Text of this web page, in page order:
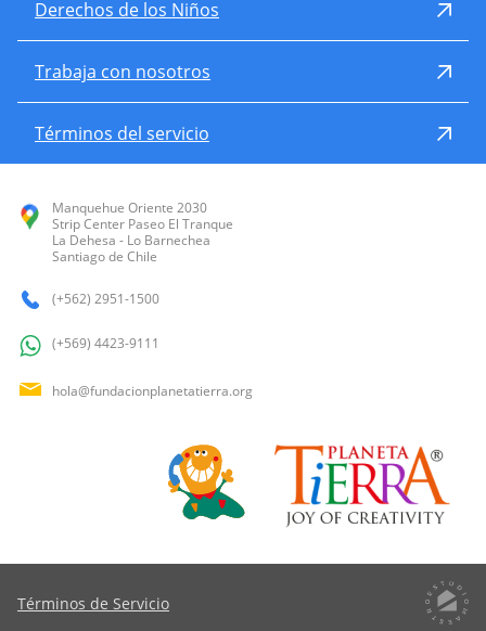
Derechos de los Niños
Trabaja con nosotros
Términos del servicio
Manquehue Oriente 2030
Strip Center Paseo El Tranque
La Dehesa - Lo Barnechea
Santiago de Chile
(+562) 2951-1500
(+569) 4423-9111
hola@fundacionplanetatierra.org
Términos de Servicio